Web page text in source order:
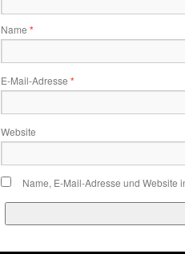
Name *
E-Mail-Adresse *
Website
Name, E-Mail-Adresse und Website